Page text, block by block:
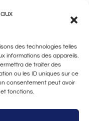
des technologies telles
informations des appareils.
de traiter des
ou les ID uniques sur ce
consentement peut avoir
fonctions.